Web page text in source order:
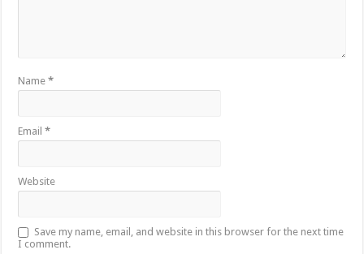
Name*
Email*
Website
Save my name, email, and website in this browser for the next time
I comment.